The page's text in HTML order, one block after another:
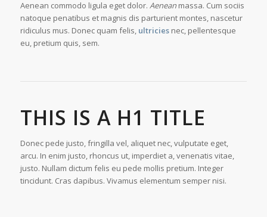
Aenean commodo ligula eget dolor. Aeneanmassa. Cum sociis
natoque penatibus et magnis dis parturient montes, nascetur
ridiculus mus. Donec quam felis, ultriciesnec, pellentesque
eu, pretium quis, sem.
THIS IS A H1 TITLE
Donec pede justo, fringilla vel, aliquet nec, vulputate eget,
arcu. In enim justo, rhoncus ut, imperdiet a, venenatis vitae,
justo. Nullam dictum felis eu pede mollis pretium. Integer
tincidunt. Cras dapibus. Vivamus elementum semper nisi.